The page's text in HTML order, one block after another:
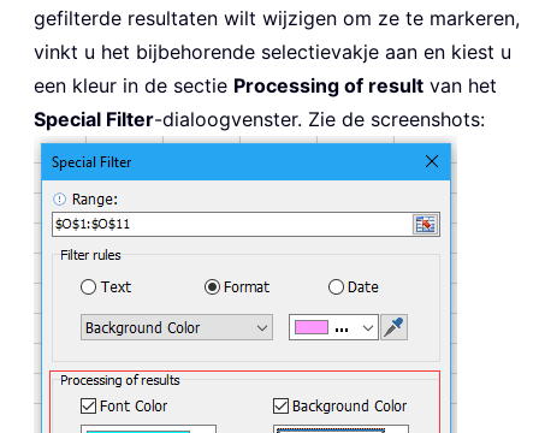
gefilterde resultaten wilt wijzigen om ze te markeren,
vinkt u het bijbehorende selectievakje aan en kiest u
een kleur in de sectie Processing of result van het
Special Filter-dialoogvenster. Zie de screenshots: